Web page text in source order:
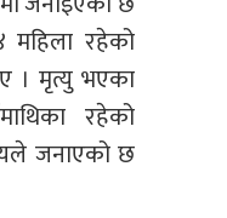
रहेको
। मृत्यु भएका
रहेको
जनाएको छ